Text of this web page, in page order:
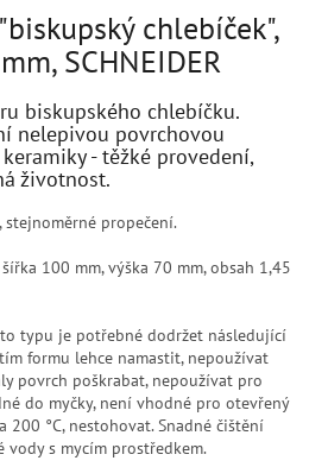
chlebíček",
SCHNEIDER
biskupského chlebíčku.
nelepivou povrchovou
- těžké provedení,
životnost.
propečení.
100 mm, výška 70 mm, obsah 1,45
typu je potřebné dodržet následující
formu lehce namastit, nepoužívat
povrch poškrabat, nepoužívat pro
do myčky, není vhodné pro otevřený
°C, nestohovat. Snadné čištění
s mycím prostředkem.